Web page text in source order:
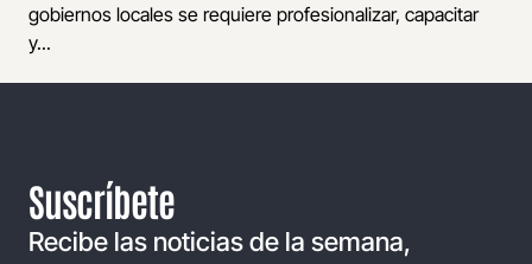
gobiernos locales se requiere profesionalizar, capacitar
y...
Suscríbete
Recibe las noticias de la semana,